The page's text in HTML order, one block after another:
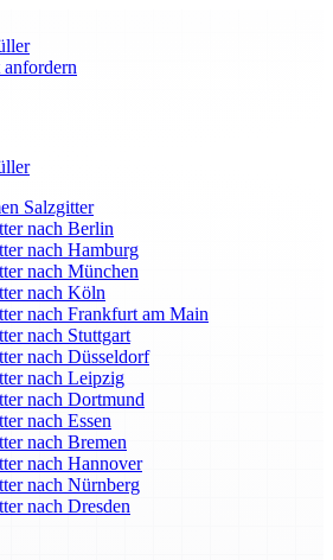
Salzgitter
nach Berlin
nach Hamburg
nach München
nach Köln
nach Frankfurt am Main
nach Stuttgart
nach Düsseldorf
nach Leipzig
nach Dortmund
nach Essen
nach Bremen
nach Hannover
nach Nürnberg
nach Dresden